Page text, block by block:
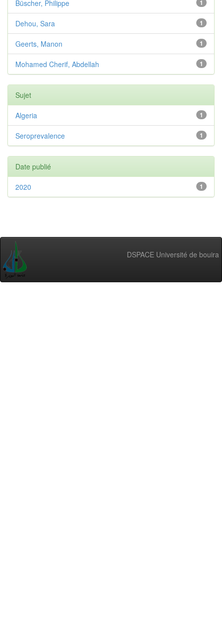
1
Büscher, Philippe
1
Dehou, Sara
1
Geerts, Manon
1
Mohamed Cherif, Abdellah
Sujet
1
Algeria
1
Seroprevalence
Date publié
1
2020
DSPACE Université de bouira